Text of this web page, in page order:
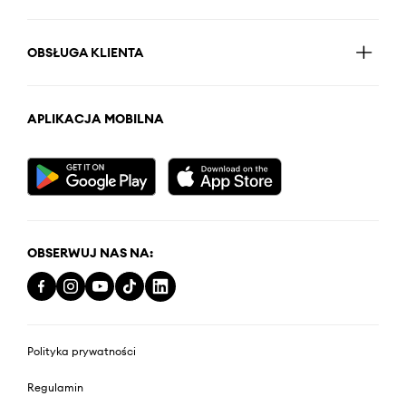
OBSŁUGA KLIENTA
APLIKACJA MOBILNA
OBSERWUJ NAS NA:
Polityka prywatności
Regulamin